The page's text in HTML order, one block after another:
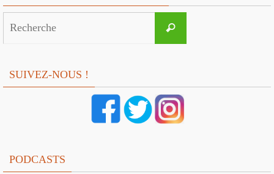
Recherche
SUIVEZ-NOUS !
PODCASTS